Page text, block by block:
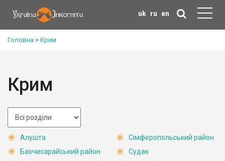
uk ru en
Головна > Крим
Крим
Алушта
Бахчисарайський район
Сімферопольський район
Судак